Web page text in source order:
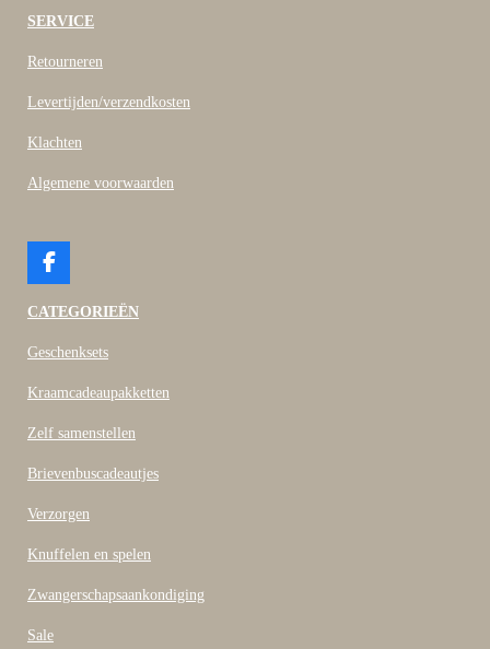
SERVICE
Retourneren
Levertijden/verzendkosten
Klachten
Algemene voorwaarden
F
c
b
o
CATEGORIEËN
Geschenksets
Kraamcadeaupakketten
Zelf samenstellen
Brievenbuscadeautjes
Verzorgen
Knuffelen en spelen
Zwangerschapsaankondiging
Sale